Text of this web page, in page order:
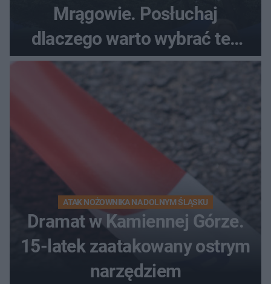
Mrągowie. Posłuchaj
dlaczego warto wybrać ten
kierunek na urlop!
ATAK NOŻOWNIKA NA DOLNYM ŚLĄSKU
Dramat w Kamiennej Górze.
15-latek zaatakowany ostrym
narzędziem